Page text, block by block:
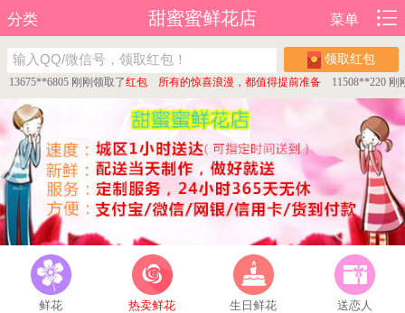
分类 甜蜜蜜鲜花店 菜单
领取红包
刚刚领取了红包 所有的惊喜浪漫，都值得提前准备11508**220 刚刚领
鲜花 热卖鲜花 生日鲜花 送恋人